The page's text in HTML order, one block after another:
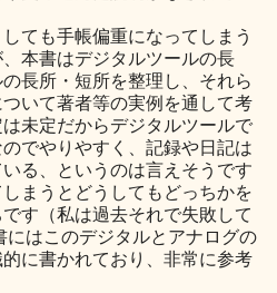
ても手帳偏重になってしまう
本書はデジタルツールの長
長所・短所を整理し、それら
いて著者等の実例を通して考
未定だからデジタルツールで
でやりやすく、記録や日記は
る、というのは言えそうです
まうとどうしてもどっちかを
す（私は過去それで失敗して
はこのデジタルとアナログの
に書かれており、非常に参考